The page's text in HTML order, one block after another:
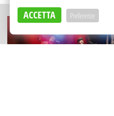
ACCETTA Preferenze